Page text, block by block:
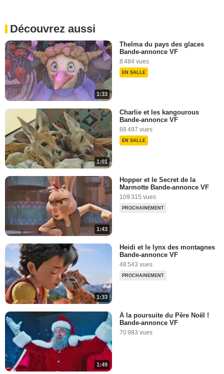
Découvrez aussi
1:33
Thelma du pays des glaces
Bande-annonce VF
8 484 vues
EN SALLE
1:01
Charlie et les kangourous
Bande-annonce VF
88 497 vues
EN SALLE
1:43
Hopper et le Secret de la
Marmotte Bande-annonce VF
109 315 vues
PROCHAINEMENT
1:33
Heidi et le lynx des montagnes
Bande-annonce VF
48 543 vues
PROCHAINEMENT
1:49
À la poursuite du Père Noël !
Bande-annonce VF
70 983 vues